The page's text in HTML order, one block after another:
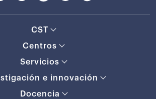
CST
Centros
Servicios
e innovación
Docencia